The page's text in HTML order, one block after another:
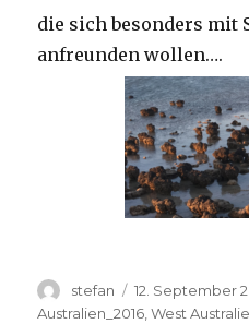
die sich besonders mit
anfreunden wollen….
Autor
stefan
Veröffentlicht
am
12. September
Australien_2016 ,West